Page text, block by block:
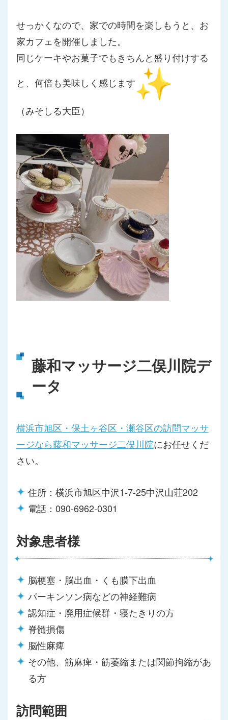
せっかくなので、家での時間を楽しもうと、 お
家カフェを開催しました。
同じケーキやお菓子でもきちんと盛り付けする
と、 何倍も美味しく感じます
（みそしる大臣）
藤和マッサージ二俣川院デ
ータ
横浜市旭区・保土ヶ谷区・瀬谷区の訪問マッサ
ージなら藤和マッサージ二俣川院にお任せくだ
さい。
住所：横浜市旭区中沢1-7-25中沢山荘202
電話：090-6962-0301
対象患者様
脳梗塞・脳出血・くも膜下出血
パーキンソン病などの神経難病
認知症・廃用症候群・寝たきりの方
脊髄損傷
脳性麻痺
その他、筋麻痺・筋萎縮または関節拘縮があ
る方
訪問範囲